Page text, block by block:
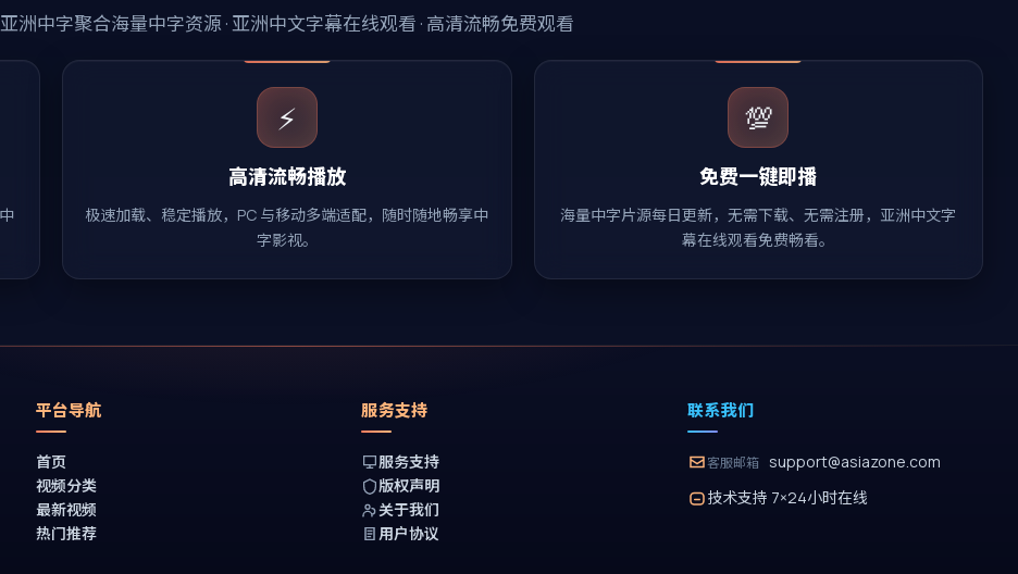
亚洲中字聚合海量中字资源 ·亚洲中文字幕在线观看 · 高清流畅免费观看
⚡
高清流畅播放
极速加载、稳定播放，PC 与移动多端适配，随时随地畅享中
字影视。
💯
免费一键即播
海量中字片源每日更新，无需下载、无需注册，亚洲中文字
幕在线观看免费畅看。
平台导航
首页
视频分类
最新视频
热门推荐
服务支持
服务支持
版权声明
关于我们
用户协议
联系我们
客服邮箱 support@asiazone.com
技术支持 7×24小时在线